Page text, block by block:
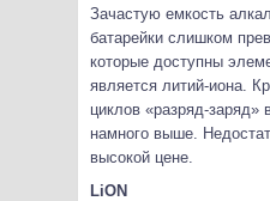
Зачастую емкость
батарейки слишком
которые доступны
является литий-иона.
циклов «разряд-заряд»
намного выше.
высокой цене.
LiON